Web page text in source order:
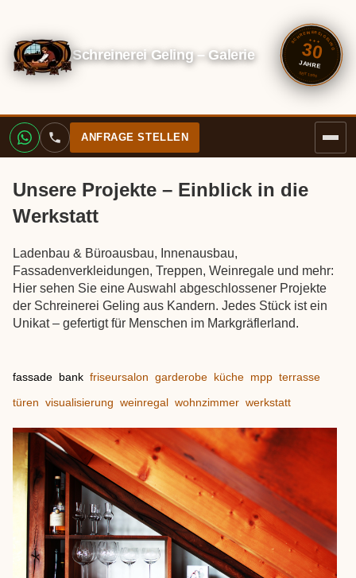
Schreinerei Geling – Galerie
SCHREINEREI GELING
✦ ✦ ✦
30
JAHRE
SEIT 1996
ANFRAGE STELLEN
Unsere Projekte – Einblick in die
Werkstatt
Ladenbau & Büroausbau, Innenausbau,
Fassadenverkleidungen, Treppen, Weinregale und mehr:
Hier sehen Sie eine Auswahl abgeschlossener Projekte
der Schreinerei Geling aus Kandern. Jedes Stück ist ein
Unikat – gefertigt für Menschen im Markgräflerland.
fassade bank friseursalon garderobe küche mpp terrasse
türen visualisierung weinregal wohnzimmer werkstatt